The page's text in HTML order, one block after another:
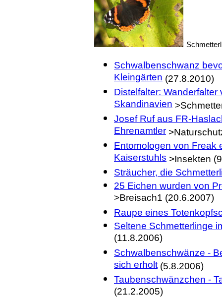
Schwalbenschwanz
Kleingärten (27.8.2010)
Distelfalter:
Skandinavien
Josef Ruf aus FR-
Ehrenamtler
Entomologen von Freak
Kaiserstuhls >Insekten
Sträucher, die
25 Eichen wurden von
>Breisach1 (20.6.2007)
Raupe eines
Seltene Schmetterlinge
(11.8.2006)
Schwalbenschwänze -
sich erholt(5.8.2006)
Taubenschwänzchen -
(21.2.2005)